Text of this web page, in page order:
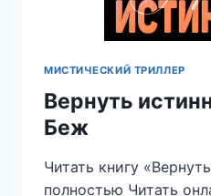
МИСТИЧЕСКИЙ ТРИЛЛЕР
Вернуть
Беж
Читать книгу
полностью Читать